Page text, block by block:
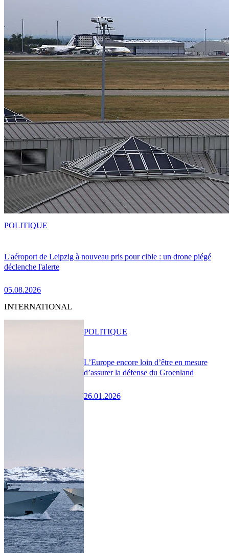
L'aéroport de Leipzig à nouveau pris pour cible : un drone piégé
déclenche l'alerte
05.08.2026
POLITIQUE
INTERNATIONAL
L’Europe encore loin d’être en mesure
d’assurer la défense du Groenland
26.01.2026
POLITIQUE